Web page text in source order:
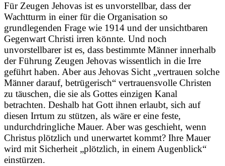
Für Zeugen Jehovas ist es unvorstellbar, dass der
Wachtturm in einer für die Organisation so
grundlegenden Frage wie 1914 und der unsichtbaren
Gegenwart Christi irren könnte. Und noch
unvorstellbarer ist es, dass bestimmte Männer innerhalb
der Führung Zeugen Jehovas wissentlich in die Irre
geführt haben. Aber aus Jehovas Sicht „vertrauen solche
Männer darauf, betrügerisch“ vertrauensvolle Christen
zu täuschen, die sie als Gottes einzigen Kanal
betrachten. Deshalb hat Gott ihnen erlaubt, sich auf
diesen Irrtum zu stützen, als wäre er eine feste,
undurchdringliche Mauer. Aber was geschieht, wenn
Christus plötzlich und unerwartet kommt? Ihre Mauer
wird mit Sicherheit „plötzlich, in einem Augenblick“
einstürzen.